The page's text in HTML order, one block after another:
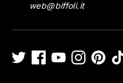
web@biffoli.it